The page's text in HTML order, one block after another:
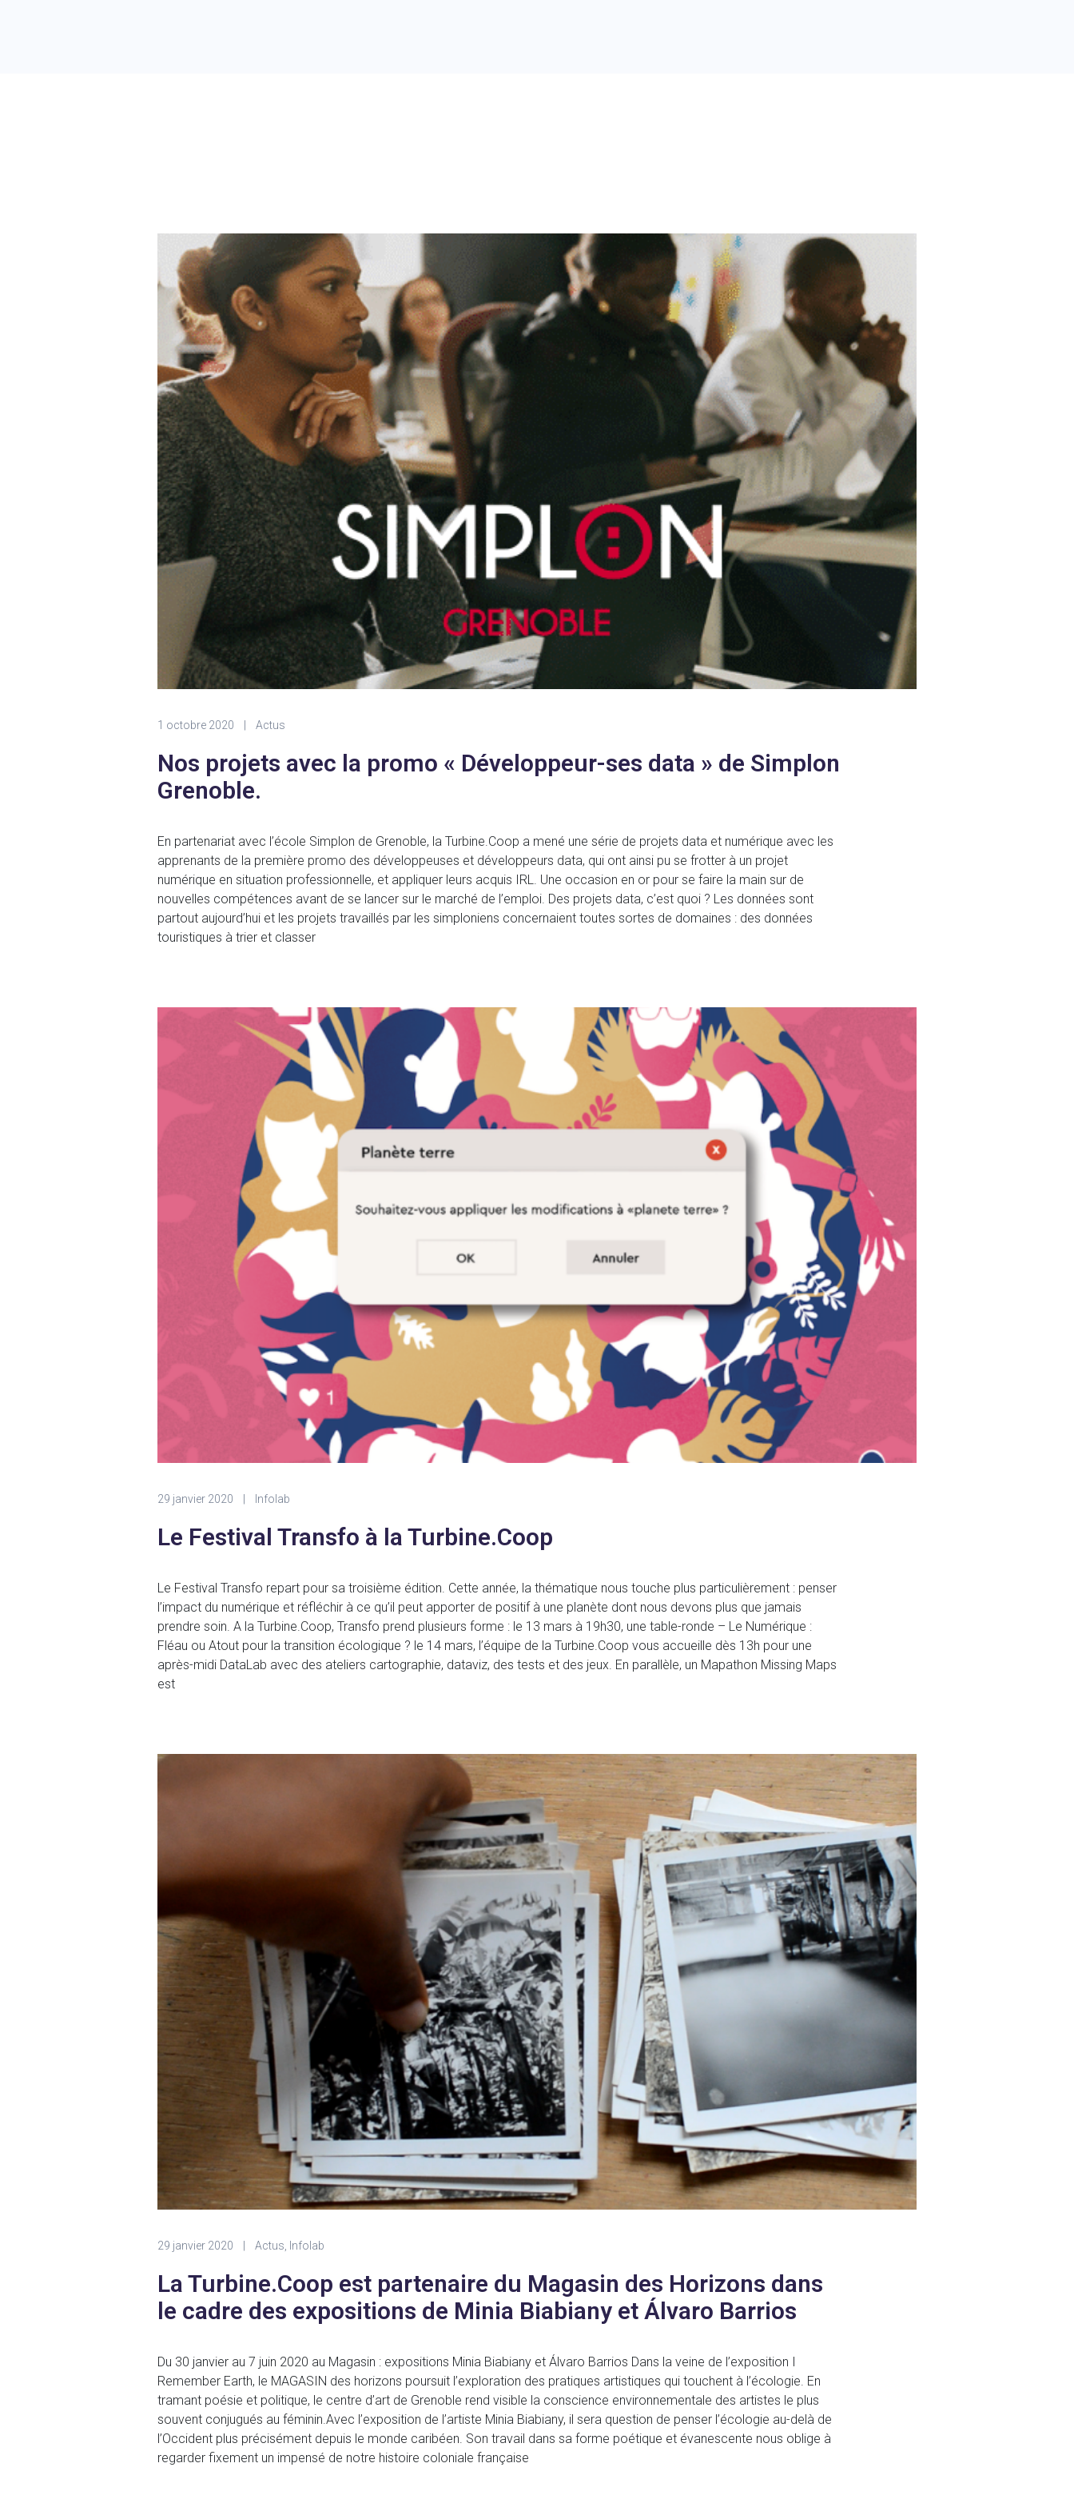
1 octobre 2020 Actus
Nos projets avec la promo « Développeur-ses data » de Simplon
Grenoble.
En partenariat avec l’école Simplon de Grenoble, la Turbine.Coop a mené une série de projets data et numérique avec les
apprenants de la première promo des développeuses et développeurs data, qui ont ainsi pu se frotter à un projet
numérique en situation professionnelle, et appliquer leurs acquis IRL. Une occasion en or pour se faire la main sur de
nouvelles compétences avant de se lancer sur le marché de l’emploi. Des projets data, c’est quoi ? Les données sont
partout aujourd’hui et les projets travaillés par les simploniens concernaient toutes sortes de domaines : des données
touristiques à trier et classer
29 janvier 2020 Infolab
Le Festival Transfo à la Turbine.Coop
Le Festival Transfo repart pour sa troisième édition. Cette année, la thématique nous touche plus particulièrement : penser
l’impact du numérique et réfléchir à ce qu’il peut apporter de positif à une planète dont nous devons plus que jamais
prendre soin. A la Turbine.Coop, Transfo prend plusieurs forme : le 13 mars à 19h30, une table-ronde – Le Numérique :
Fléau ou Atout pour la transition écologique ? le 14 mars, l’équipe de la Turbine.Coop vous accueille dès 13h pour une
après-midi DataLab avec des ateliers cartographie, dataviz, des tests et des jeux. En parallèle, un Mapathon Missing Maps
est
29 janvier 2020 Actus Infolab
La Turbine.Coop est partenaire du Magasin des Horizons dans
le cadre des expositions de Minia Biabiany et Álvaro Barrios
Du 30 janvier au 7 juin 2020 au Magasin : expositions Minia Biabiany et Álvaro Barrios Dans la veine de l’exposition I
Remember Earth, le MAGASIN des horizons poursuit l’exploration des pratiques artistiques qui touchent à l’écologie. En
tramant poésie et politique, le centre d’art de Grenoble rend visible la conscience environnementale des artistes le plus
souvent conjugués au féminin.Avec l’exposition de l’artiste Minia Biabiany, il sera question de penser l’écologie au-delà de
l’Occident plus précisément depuis le monde caribéen. Son travail dans sa forme poétique et évanescente nous oblige à
regarder fixement un impensé de notre histoire coloniale française